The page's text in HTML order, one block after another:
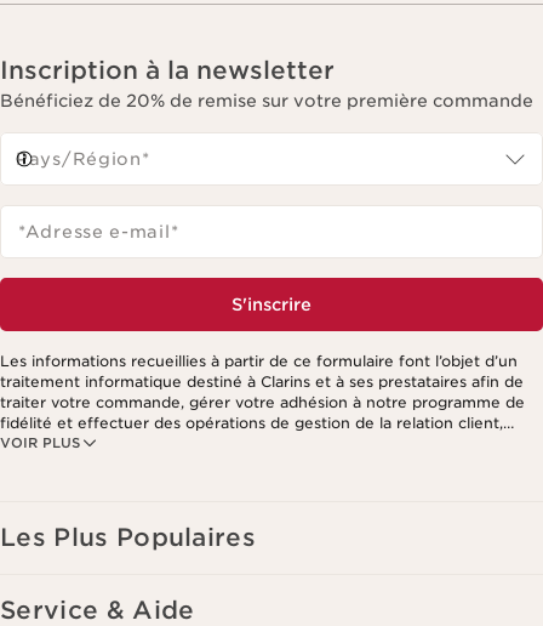
Inscription à la newsletter
Bénéficiez de 20% de remise sur votre première commande
Pays/Région*
*Adresse e-mail*
S'inscrire
VOIR PLUS
Les informations recueillies à partir de ce formulaire font l’objet d’un
traitement informatique destiné à Clarins et à ses prestataires afin de
traiter votre commande, gérer votre adhésion à notre programme de
fidélité et effectuer des opérations de gestion de la relation client,
notamment pour vous adresser des offres personnalisées en fonction
Les Plus Populaires
Service & Aide